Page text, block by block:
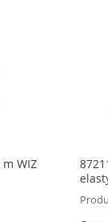
m WIZ
Flux